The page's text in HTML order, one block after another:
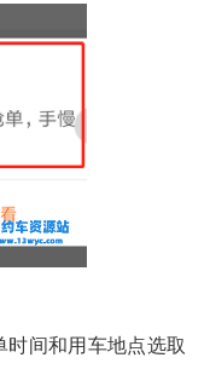
时间和用车地点选取